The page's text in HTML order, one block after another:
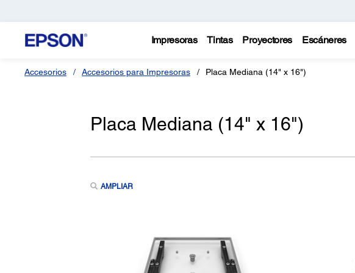
Impresoras Tintas Proyectores Escáneres
Accesorios Accesorios para Impresoras Placa Mediana (14" x 16")
Placa Mediana (14" x 16")
AMPLIAR